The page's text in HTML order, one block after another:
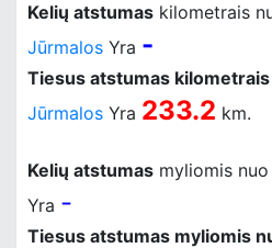
Kelių atstumas kilometrais
Jūrmalos Yra -
Tiesus atstumas
Jūrmalos Yra 233.2 km.
Kelių atstumas myliomis nuo
Yra -
Tiesus atstumas myliomis